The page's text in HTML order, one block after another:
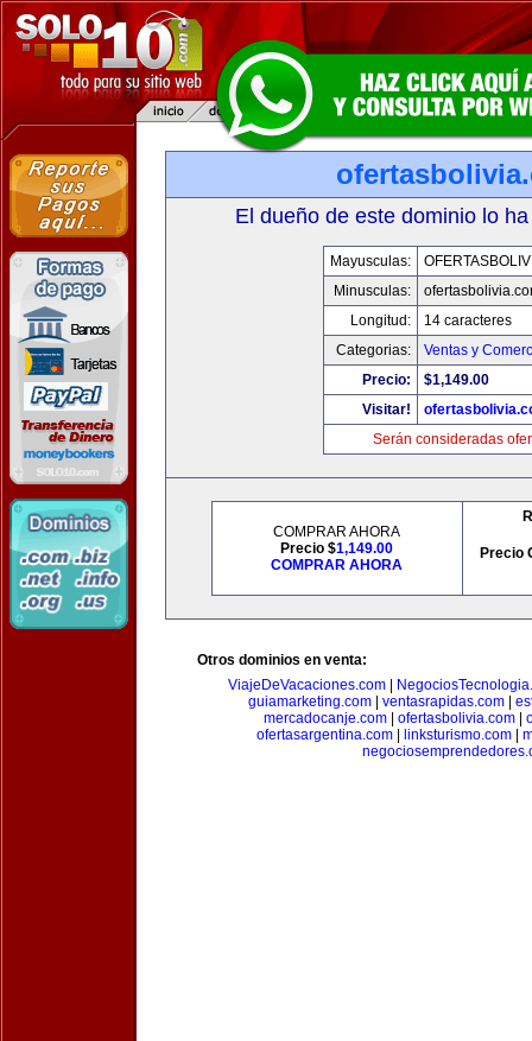
El dueño de este dominio lo
Mayusculas:
Minusculas:
Longitud:
14 caracteres
Categorias:
Ventas y
Precio:
$1,149.00
Visitar!
Serán consideradas
COMPRAR AHORA
Precio $1,149.00
COMPRAR AHORA
Precio
Otros dominios en venta:
ViajeDeVacaciones.com
guiamarketing.com| ventasrapidas.com|
mercadocanje.com
ofertasbolivia.com
ofertasargentina.com| linksturismo.com|